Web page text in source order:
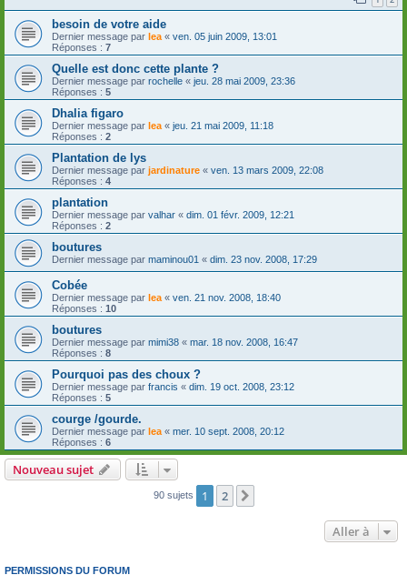
besoin de votre aide
Dernier message par lea « ven. 05 juin 2009, 13:01
Réponses : 7
Quelle est donc cette plante ?
Dernier message par rochelle « jeu. 28 mai 2009, 23:36
Réponses : 5
Dhalia figaro
Dernier message par lea « jeu. 21 mai 2009, 11:18
Réponses : 2
Plantation de lys
Dernier message par jardinature « ven. 13 mars 2009, 22:08
Réponses : 4
plantation
Dernier message par valhar « dim. 01 févr. 2009, 12:21
Réponses : 2
boutures
Dernier message par maminou01 « dim. 23 nov. 2008, 17:29
Cobée
Dernier message par lea « ven. 21 nov. 2008, 18:40
Réponses : 10
boutures
Dernier message par mimi38 « mar. 18 nov. 2008, 16:47
Réponses : 8
Pourquoi pas des choux ?
Dernier message par francis « dim. 19 oct. 2008, 23:12
Réponses : 5
courge /gourde.
Dernier message par lea « mer. 10 sept. 2008, 20:12
Réponses : 6
Nouveau sujet
90 sujets 1 2
Aller à
PERMISSIONS DU FORUM